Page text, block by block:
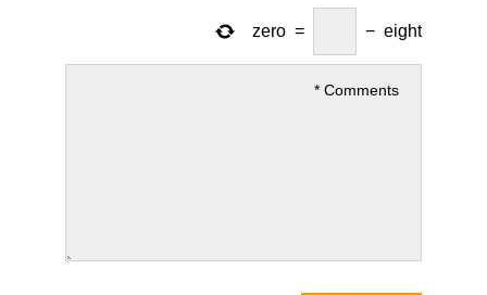
eight
−
=
zero